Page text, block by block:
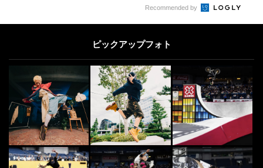
Recommended by
ピックアップフォト